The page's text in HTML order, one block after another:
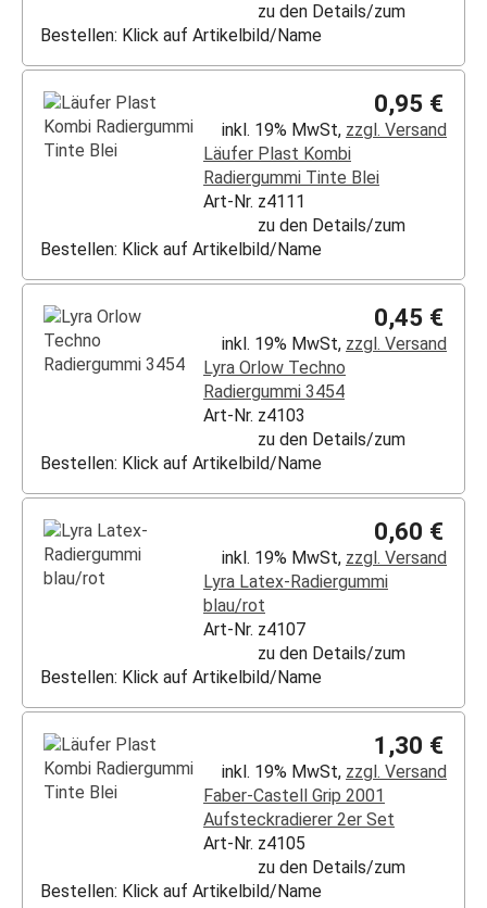
zu den Details/zum
Bestellen: Klick auf Artikelbild/Name
0,95 €
inkl. 19% MwSt, zzgl. Versand
Läufer Plast Kombi
Radiergummi Tinte Blei
Art-Nr. z4111
zu den Details/zum
Bestellen: Klick auf Artikelbild/Name
0,45 €
inkl. 19% MwSt, zzgl. Versand
Lyra Orlow Techno
Radiergummi 3454
Art-Nr. z4103
zu den Details/zum
Bestellen: Klick auf Artikelbild/Name
0,60 €
inkl. 19% MwSt, zzgl. Versand
Lyra Latex-Radiergummi
blau/rot
Art-Nr. z4107
zu den Details/zum
Bestellen: Klick auf Artikelbild/Name
1,30 €
inkl. 19% MwSt, zzgl. Versand
Faber-Castell Grip 2001
Aufsteckradierer 2er Set
Art-Nr. z4105
zu den Details/zum
Bestellen: Klick auf Artikelbild/Name